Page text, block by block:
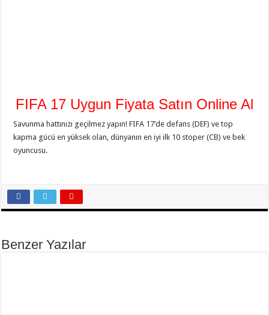
FIFA 17 Uygun Fiyata Satın Online Al
Savunma hattınızı geçilmez yapın! FIFA 17’de defans (DEF) ve top
kapma gücü en yüksek olan, dünyanın en iyi ilk 10 stoper (CB) ve bek
oyuncusu.
Benzer Yazılar